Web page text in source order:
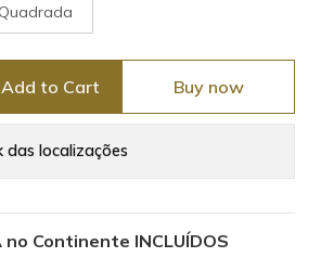
Add to Cart Buy now
das localizações
no Continente INCLUÍDOS